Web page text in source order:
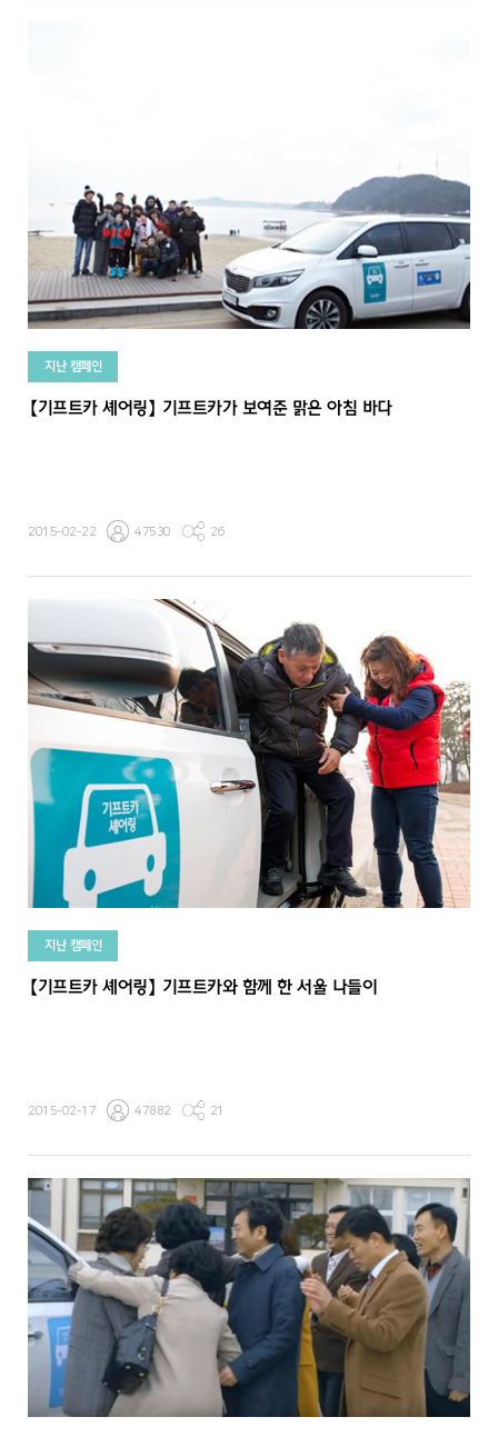
지난 캠페인
【기프트카 셰어링】 기프트카가 보여준 맑은 아침 바다
2015-02-22 47530 26
지난 캠페인
【기프트카 셰어링】 기프트카와 함께 한 서울 나들이
2015-02-17 47882 21